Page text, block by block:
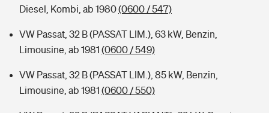
Diesel, Kombi, ab 1980(0600 / 547)
VW Passat, 32 B (PASSAT LIM.), 63 kW, Benzin,
Limousine, ab 1981 (0600 / 549)
VW Passat, 32 B (PASSAT LIM.), 85 kW, Benzin,
Limousine, ab 1981 (0600 / 550)